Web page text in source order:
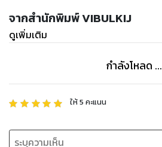
จากสำนักพิมพ์ VIBULKIJ
ดูเพิ่มเติม
กำลังโหลด ...
ให้5 คะแนน